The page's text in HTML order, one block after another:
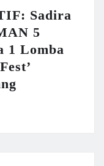
Sadira
5
1 Lomba